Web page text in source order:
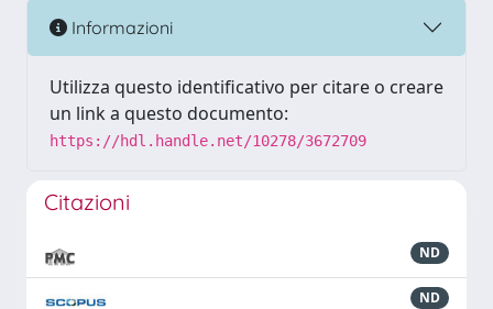
Informazioni
Utilizza questo identificativo per citare o creare
un link a questo documento:
https://hdl.handle.net/10278/3672709
Citazioni
ND
ND